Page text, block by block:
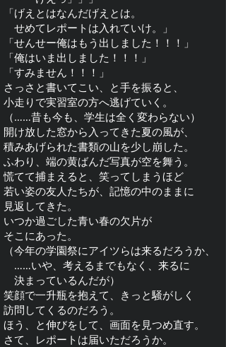
「げえとはなんだげえとは。
せめてレポートは入れていけ。」
「せんせー俺はもう出しました！！！」
「俺はいま出しました！！！」
「すみません！！！」
さっさと書いてこい、と手を振ると、
小走りで実習室の方へ逃げていく。
（……昔も今も、学生は全く変わらない）
開け放した窓から入ってきた夏の風が、
積みあげられた書類の山を少し崩した。
ふわり、端の黄ばんだ写真が空を舞う。
慌てて捕まえると、笑ってしまうほど
若い姿の友人たちが、記憶の中のままに
見返してきた。
いつか過ごした青い春の欠片が
そこにあった。
（今年の学園祭にアイツらは来るだろうか、
……いや、考えるまでもなく、来るに
決まっているんだが）
笑顔で一升瓶を抱えて、きっと騒がしく
訪問してくるのだろう。
ほう、と伸びをして、画面を見つめ直す。
さて、レポートは届いただろうか。